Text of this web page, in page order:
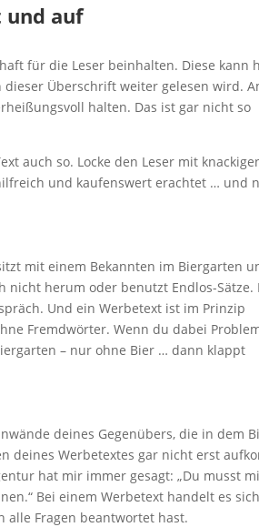
und auf
für die Leser beinhal­ten. Die­se kann
die­ser Über­schrift wei­ter gele­sen wird.
hal­ten. Das ist gar nicht so
auch so. Locke den Leser mit
und kau­fens­wert erach­tet … und
mit einem Bekann­ten im Bier­gar­ten
her­um oder benutzt End­los-Sät­ze.
Und ein Wer­be­text ist im Prin­zip
Fremd­wör­ter. Wenn du dabei
– nur ohne Bier … dann klappt
dei­nes Gegen­übers, die in dem
dei­nes Wer­be­tex­tes gar nicht erst
hat mir immer gesagt: „Du musst
Bei einem Wer­be­text han­delt es sich
alle Fra­gen beant­wor­tet hast.